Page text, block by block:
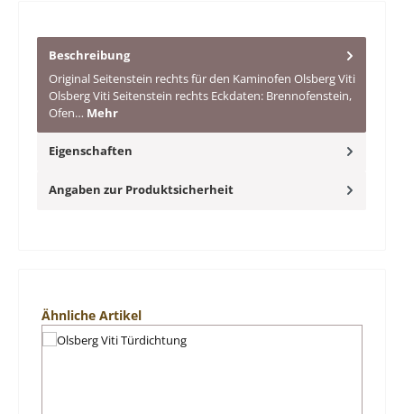
Beschreibung
Original Seitenstein rechts für den Kaminofen Olsberg Viti
Olsberg Viti Seitenstein rechts Eckdaten: Brennofenstein,
Ofen… Mehr
Eigenschaften
Angaben zur Produktsicherheit
Produktgalerie überspringen
Ähnliche Artikel